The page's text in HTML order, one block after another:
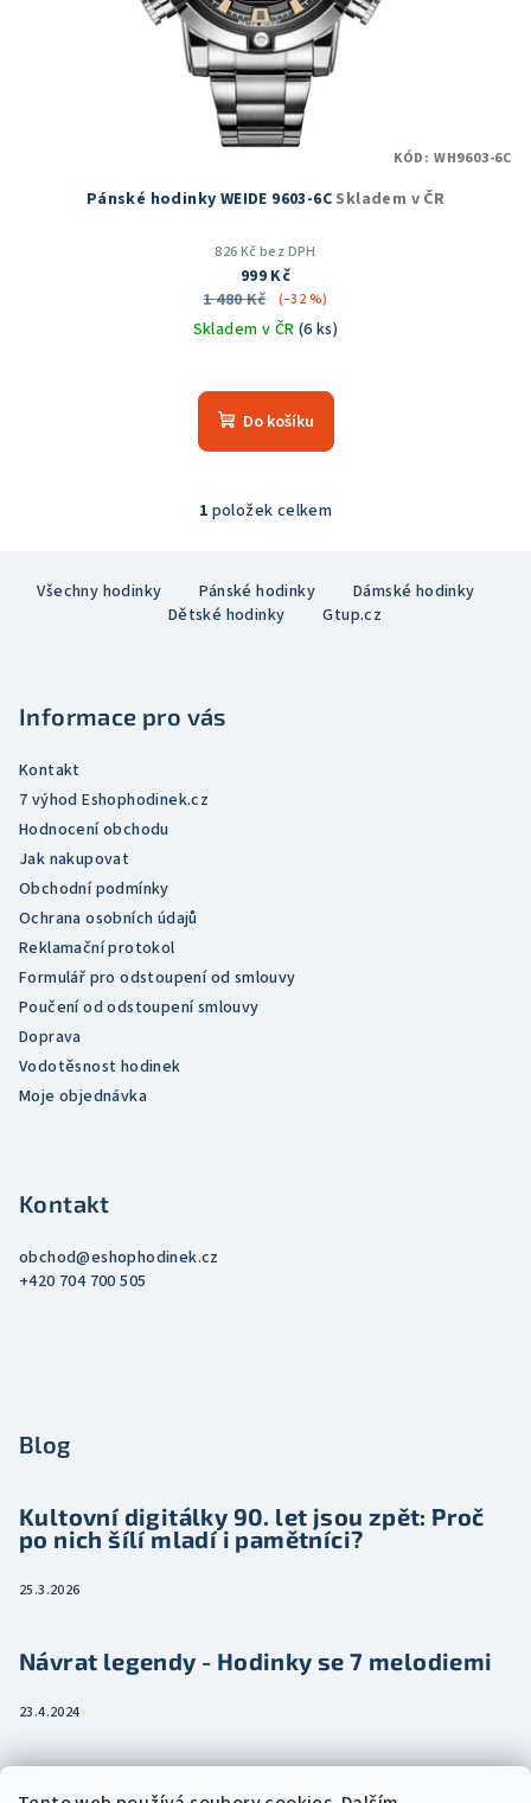
Pánské hodinky WEIDE 9603-6C Skladem v ČR
826 Kč bez DPH
999 Kč
1 480 Kč
(–32 %)
Skladem v ČR (6 ks)
hodnocení
produktu
5
Do košíku
KÓD: WH9603-6C
O
á
d
s
1 položek celkem
Všechny hodinky Pánské hodinky
Dámské hodinky
Dětské hodinky
Gtup.cz
Informace pro vás
Kontakt
7 výhod Eshophodinek.cz
Hodnocení obchodu
Jak nakupovat
Obchodní podmínky
Ochrana osobních údajů
Reklamační protokol
Formulář pro odstoupení od smlouvy
Poučení od odstoupení smlouvy
Doprava
Vodotěsnost hodinek
Moje objednávka
Kontakt
obchod@eshophodinek.cz
+420 704 700 505
Blog
Kultovní digitálky 90. let jsou zpět: Proč
po nich šílí mladí i pamětníci?
25.3.2026
Návrat legendy - Hodinky se 7 melodiemi
23.4.2024